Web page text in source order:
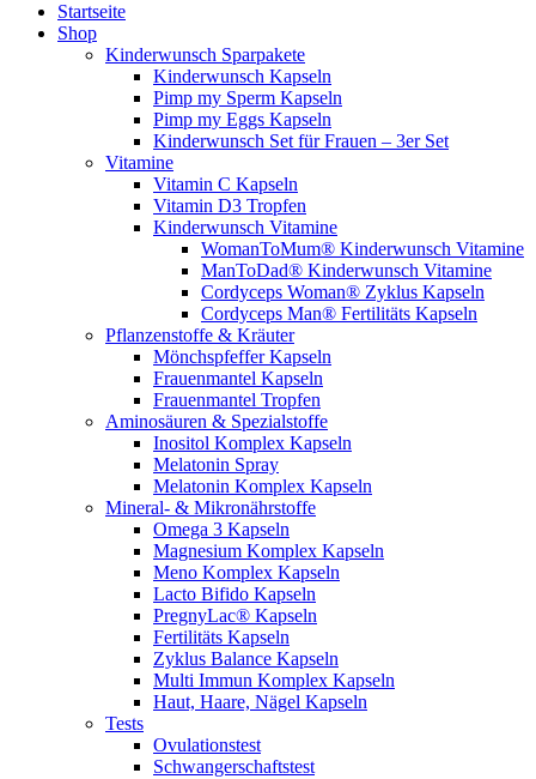
Startseite
Shop
Kinderwunsch Sparpakete
Kinderwunsch Kapseln
Pimp my Sperm Kapseln
Pimp my Eggs Kapseln
Kinderwunsch Set für Frauen – 3er Set
Vitamine
Vitamin C Kapseln
Vitamin D3 Tropfen
Kinderwunsch Vitamine
WomanToMum® Kinderwunsch Vitamine
ManToDad® Kinderwunsch Vitamine
Cordyceps Woman® Zyklus Kapseln
Cordyceps Man® Fertilitäts Kapseln
Pflanzenstoffe & Kräuter
Mönchspfeffer Kapseln
Frauenmantel Kapseln
Frauenmantel Tropfen
Aminosäuren & Spezialstoffe
Inositol Komplex Kapseln
Melatonin Spray
Melatonin Komplex Kapseln
Mineral- & Mikronährstoffe
Omega 3 Kapseln
Magnesium Komplex Kapseln
Meno Komplex Kapseln
Lacto Bifido Kapseln
PregnyLac® Kapseln
Fertilitäts Kapseln
Zyklus Balance Kapseln
Multi Immun Komplex Kapseln
Haut, Haare, Nägel Kapseln
Tests
Ovulationstest
Schwangerschaftstest